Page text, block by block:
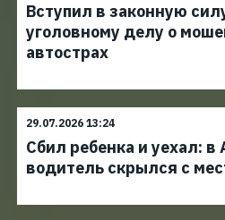
Вступил в законную
уголовному делу о
автострах
29.07.2026 13:24
Сбил ребенка и уехал: в
водитель скрылся с